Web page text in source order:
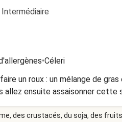
Intermédiaire
•Céleri
un roux : un mélange de
ensuite assaisonner cette
des crustacés, du soja, des fruits